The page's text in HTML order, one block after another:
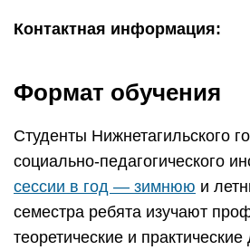
Контактная информация:
Формат обучения
Студенты Нижнетагильского
социально-педагогического
сессии в год — зимнюю и
семестра ребята изучают
теоретические и